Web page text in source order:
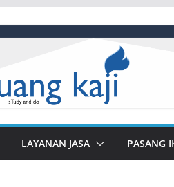
LAYANAN JASA PASANG